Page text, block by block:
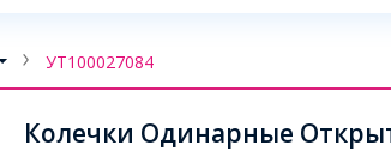
УТ100027084
Колечки Одинарные